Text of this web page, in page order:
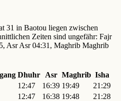
31 in Baotou liegen zwischen
Zeiten sind ungefähr: Fajr
Asr Asr 04:31, Maghrib Maghrib
Dhuhr Asr Maghrib Isha
12:47 16:39 19:49
21:29
12:47 16:38 19:48
21:28